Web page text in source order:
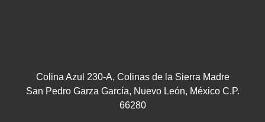
Colina Azul 230-A, Colinas de la Sierra Madre
San Pedro Garza García, Nuevo León, México C.P.
66280